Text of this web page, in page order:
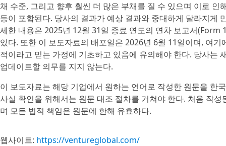
채 수준, 그리고 향후 훨씬 더 많은 부채를 질 수 있으며 이로
등이 포함된다. 당사의 결과가 예상 결과와 중대하게 달라지게
세한 내용은 2025년 12월 31일 종료 연도의 연차 보고서(Form
있다. 또한 이 보도자료의 배포일은 2026년 6월 11일이며, 여
적이라고 믿는 가정에 기초하고 있음에 유의해야 한다. 당사는
업데이트할 의무를 지지 않는다.
이 보도자료는 해당 기업에서 원하는 언어로 작성한 원문을 한
사실 확인을 위해서는 원문 대조 절차를 거쳐야 한다. 처음 작
며 모든 법적 책임은 원문에 한해 유효하다.
웹사이트: https://ventureglobal.com/